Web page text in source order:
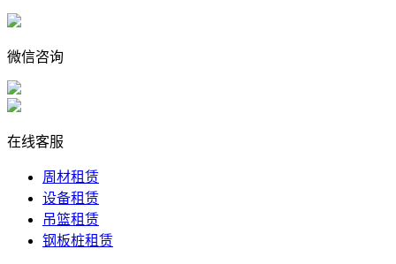
微信咨询
在线客服
周材租赁
设备租赁
吊篮租赁
钢板桩租赁